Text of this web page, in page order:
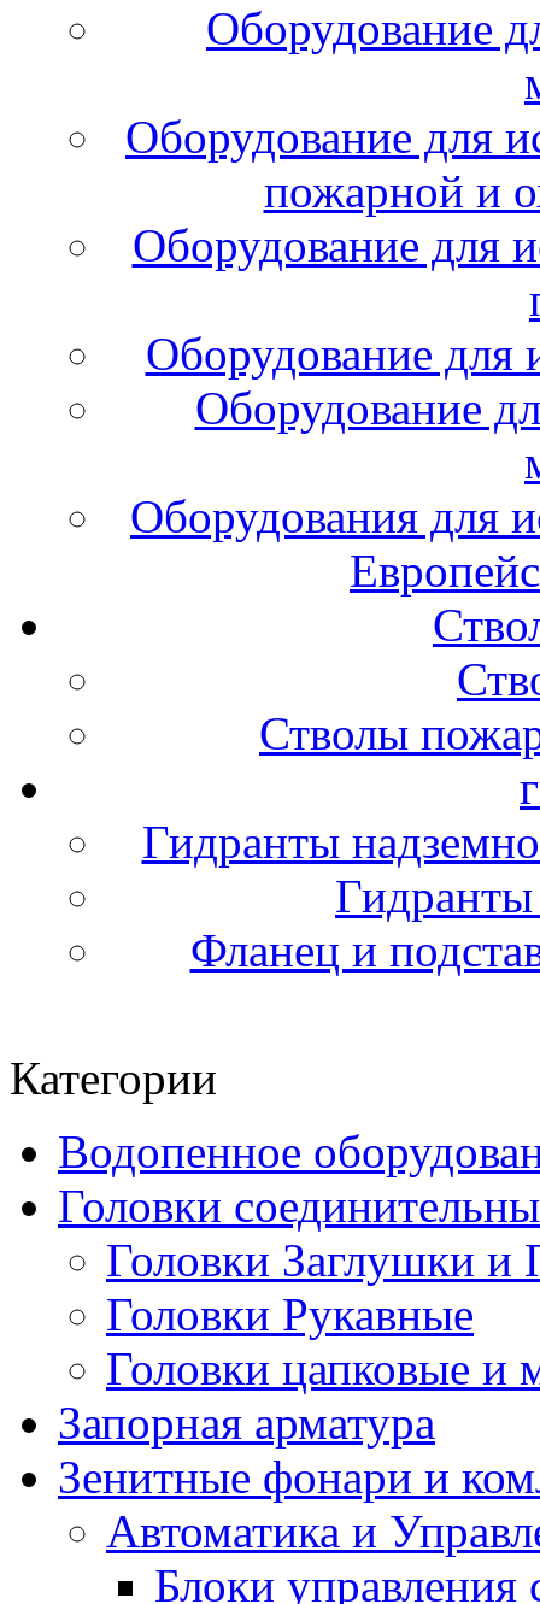
Оборудование
Оборудование для
пожарной и
Оборудование для
Оборудование для
Оборудование
Оборудования для
Стволы
Гидранты
Фланец и
Категории
Водопенное
Головки
Головки Заглушки и
Головки Рукавные
Головки цапковые и
Запорная арматура
Зенитные фонари и
Автоматика и
Блоки